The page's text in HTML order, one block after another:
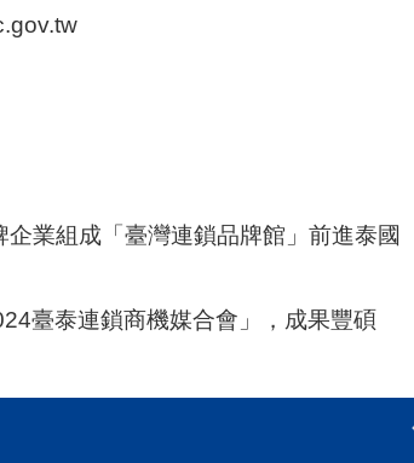
業組成「臺灣連鎖品牌館」前進泰國
臺泰連鎖商機媒合會」，成果豐碩